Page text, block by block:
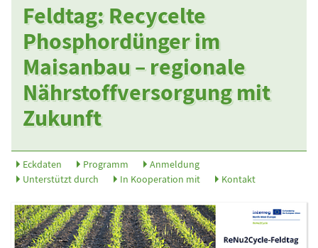
Feldtag: Recycelte
Phosphordünger im
Maisanbau – regionale
Nährstoffversorgung mit
Zukunft
Eckdaten Programm
Anmeldung
Unterstützt durch
In Kooperation mit Kontakt